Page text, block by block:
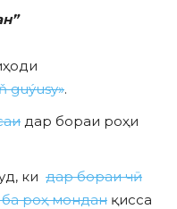
guýusy».
дар бораи роҳи
ки дар бораи чӣ
ба роҳ мондан қисса